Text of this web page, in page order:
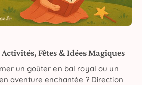
Fêtes & Idées Magiques
un goûter en bal royal ou un
aventure enchantée ? Direction